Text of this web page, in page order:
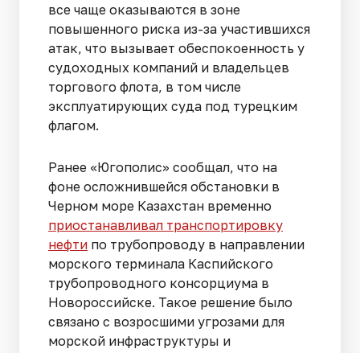
все чаще оказываются в зоне
повышенного риска из-за участившихся
атак, что вызывает обеспокоенность у
судоходных компаний и владельцев
торгового флота, в том числе
эксплуатирующих суда под турецким
флагом.
Ранее «Югополис» сообщал, что на
фоне осложнившейся обстановки в
Черном море Казахстан временно
приостанавливал транспортировку
нефти по трубопроводу в направлении
морского терминала Каспийского
трубопроводного консорциума в
Новороссийске. Такое решение было
связано с возросшими угрозами для
морской инфраструктуры и